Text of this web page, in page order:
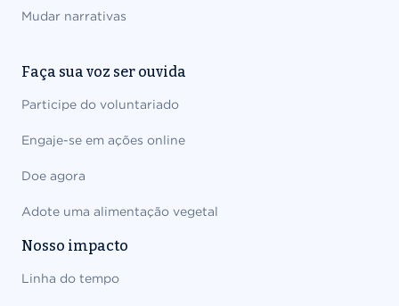
Mudar narrativas
Faça sua voz ser ouvida
Participe do voluntariado
Engaje-se em ações online
Doe agora
Adote uma alimentação vegetal
Nosso impacto
Linha do tempo